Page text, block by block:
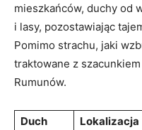
mieszkańców, duchy od​
i​ lasy, pozostawiając
Pomimo strachu, jaki
traktowane z
Rumunów.
Duch Lokalizacja